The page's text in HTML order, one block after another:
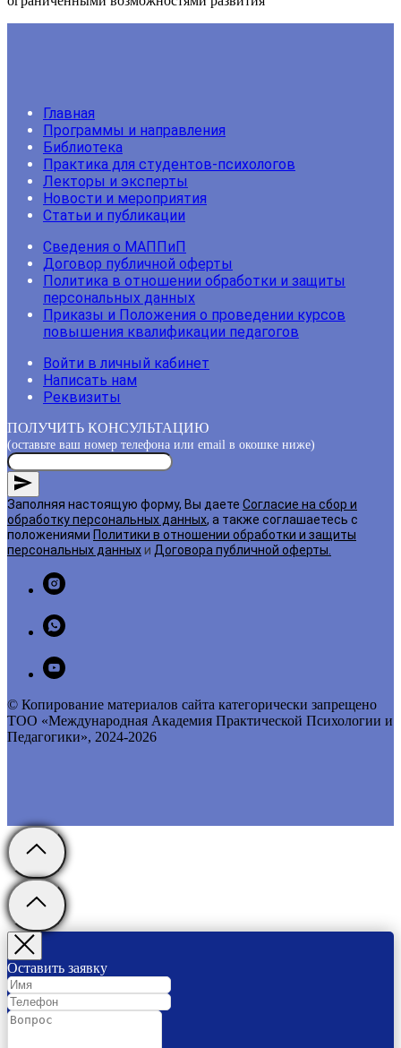
Главная
Программы и направления
Библиотека
Практика для студентов-психологов
Лекторы и эксперты
Новости и мероприятия
Статьи и публикации
Сведения о МАППиП
Договор публичной оферты
Политика в отношении обработки и защиты
персональных данных
Приказы и Положения о проведении курсов
повышения квалификации педагогов
Войти в личный кабинет
Написать нам
Реквизиты
ПОЛУЧИТЬ КОНСУЛЬТАЦИЮ
(оставьте ваш номер телефона или email в окошке ниже)
Заполняя настоящую форму, Вы даете Согласие на сбор и
обработку персональных данных, а также соглашаетесь с
положениями Политики в отношении обработки и защиты
персональных данныхи Договора публичной оферты
© Копирование материалов сайта категорически запрещено
ТОО «Международная Академия Практической Психологии и
Педагогики», 2024-2026
Оставить заявку